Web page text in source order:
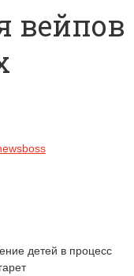
вейпов